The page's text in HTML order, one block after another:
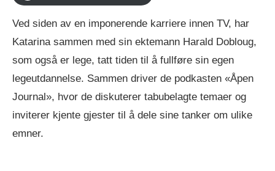
Ved siden av en imponerende karriere innen TV, har
Katarina sammen med sin ektemann Harald Dobloug,
som også er lege, tatt tiden til å fullføre sin egen
legeutdannelse. Sammen driver de podkasten «Åpen
Journal», hvor de diskuterer tabubelagte temaer og
inviterer kjente gjester til å dele sine tanker om ulike
emner.